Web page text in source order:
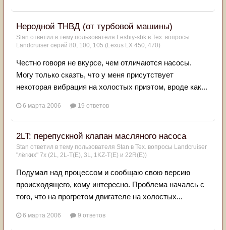
Неродной ТНВД (от турбовой машины)
Stan ответил в тему пользователя Leshiy-sbk в Тех. вопросы
Landcruiser серий 80, 100, 105 (Lexus LX 450, 470)
Честно говоря не вкурсе, чем отличаются насосы.
Могу только сказть, что у меня присутствует
некоторая вибрация на холостых приэтом, вроде как...
6 марта 2006 19 ответов
2LT: перепускной клапан масляного насоса
Stan ответил в тему пользователя Stan в Тех. вопросы Landcruiser
"лёгких" 7x (2L, 2L-T(Е), 3L, 1KZ-T(E) и 22R(Е))
Подумал над процессом и сообщаю свою версию
происходящего, кому интересно. Проблема началсь с
того, что на прогретом двигателе на холостых...
6 марта 2006 9 ответов